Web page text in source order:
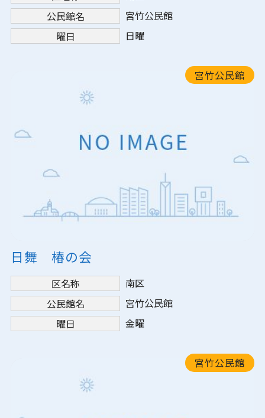
公民館名
宮竹公民館
曜日
日曜
宮竹公民館
日舞 椿の会
区名称
南区
公民館名
宮竹公民館
曜日
金曜
宮竹公民館